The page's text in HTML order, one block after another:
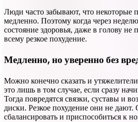
Люди часто забывают, что некоторые
медленно. Поэтому когда через
состояние здоровья, даже в голову
всему резкое похудение.
Медленно, но уверенно без
Можно конечно сказать и
это лишь в том случае, если сразу
Тогда повредятся связки, суставы и
диски. Резкое похудение они не
сбалансировать и приспособиться к